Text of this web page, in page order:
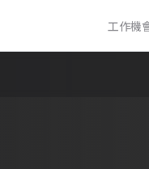
工作機